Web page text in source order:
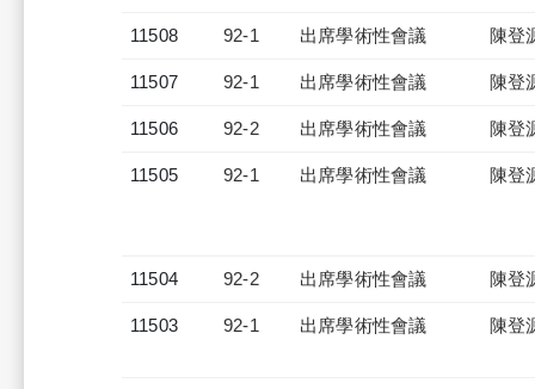
11508 92-1 出席學術性會議 陳登
11507 92-1 出席學術性會議 陳登
11506 92-2 出席學術性會議 陳登
11505 92-1 出席學術性會議 陳登
11504 92-2 出席學術性會議 陳登
11503 92-1 出席學術性會議 陳登